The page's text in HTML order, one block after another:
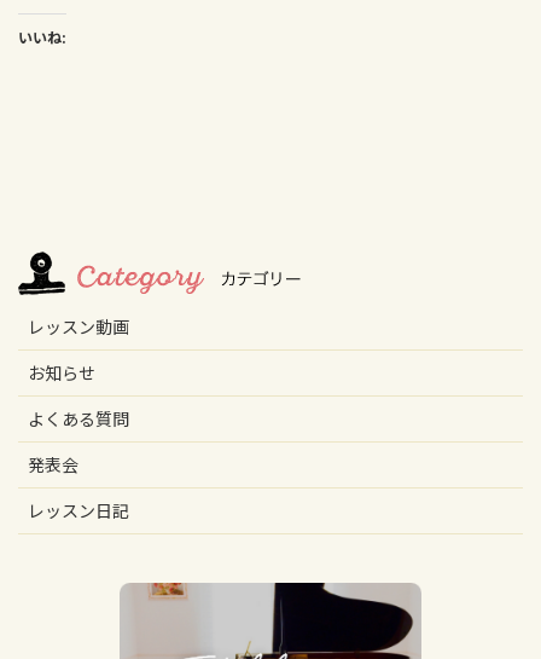
いいね:
レッスン動画
お知らせ
よくある質問
発表会
レッスン日記